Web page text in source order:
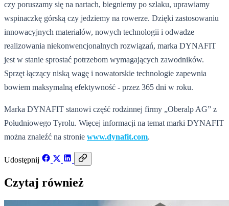
czy poruszamy się na nartach, biegniemy po szlaku, uprawiamy
wspinaczkę górską czy jedziemy na rowerze. Dzięki zastosowaniu
innowacyjnych materiałów, nowych technologii i odwadze
realizowania niekonwencjonalnych rozwiązań, marka DYNAFIT
jest w stanie sprostać potrzebom wymagających zawodników.
Sprzęt łączący niską wagę i nowatorskie technologie zapewnia
bowiem maksymalną efektywność - przez 365 dni w roku.
Marka DYNAFIT stanowi część rodzinnej firmy „Oberalp AG” z
Południowego Tyrolu. Więcej informacji na temat marki DYNAFIT
można znaleźć na stronie www.dynafit.com.
Udostępnij
Czytaj również